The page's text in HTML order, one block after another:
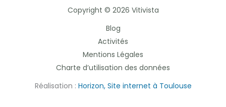
Copyright © 2026 Vitivista
Blog
Activités
Mentions Légales
Charte d’utilisation des données
Réalisation : Horizon, Site internet à Toulouse